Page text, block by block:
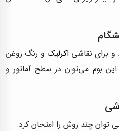
و برای نقاشیاکرلیک و رنگ روغن
بوم می‌توان در سطح آماتور و
چند روش را امتحان کرد: